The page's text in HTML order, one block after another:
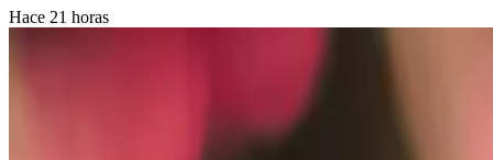
Hace 21 horas